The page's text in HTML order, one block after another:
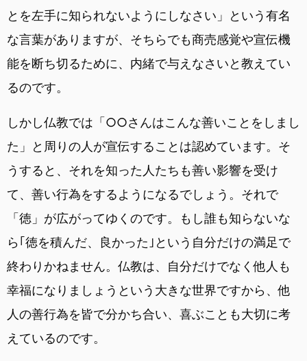
とを左手に知られないようにしなさい」という有名
な言葉がありますが、そちらでも商売感覚や宣伝機
能を断ち切るために、内緒で与えなさいと教えてい
るのです。
しかし仏教では「○○さんはこんな善いことをしまし
た」と周りの人が宣伝することは認めています。そ
うすると、それを知った人たちも善い影響を受け
て、善い行為をするようになるでしょう。それで
「徳」が広がってゆくのです。もし誰も知らないな
ら｢徳を積んだ、良かった｣という自分だけの満足で
終わりかねません。仏教は、自分だけでなく他人も
幸福になりましょうという大きな世界ですから、他
人の善行為を皆で分かち合い、喜ぶことも大切に考
えているのです。